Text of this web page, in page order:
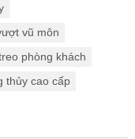
vũ môn
phòng khách
thủy cao cấp